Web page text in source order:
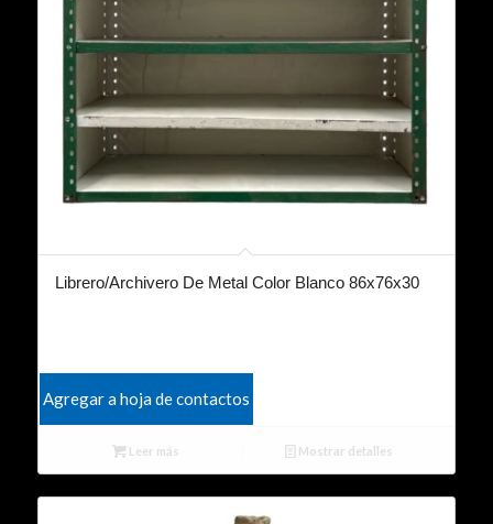
Librero/Archivero De Metal Color Blanco 86x76x30
Agregar a hoja de contactos
Leer más Mostrar detalles